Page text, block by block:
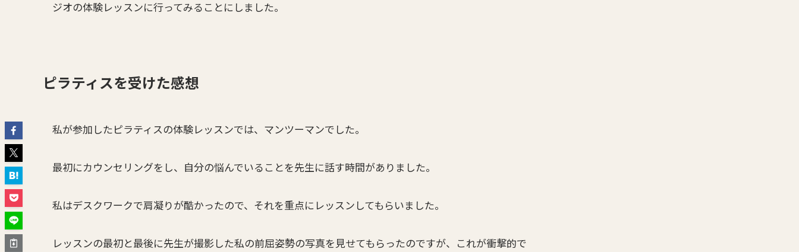
ジオの体験レッスンに行ってみることにしました。
ピラティスを受けた感想
私が参加したピラティスの体験レッスンでは、マンツーマンでした。
最初にカウンセリングをし、自分の悩んでいることを先生に話す時間がありました。
私はデスクワークで肩凝りが酷かったので、それを重点にレッスンしてもらいました。
レッスンの最初と最後に先生が撮影した私の前屈姿勢の写真を見せてもらったのですが、これが衝撃的で